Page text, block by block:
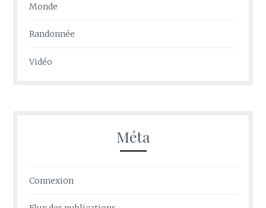
Monde
Randonnée
Vidéo
Méta
Connexion